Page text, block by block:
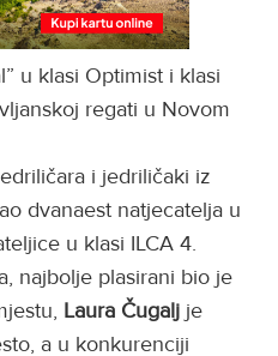
u klasi Optimist i klasi
regati u Novom
i jedriličaki iz
dvanaest natjecatelja u
u klasi ILCA 4.
najbolje plasirani bio je
Laura Čugalj je
a u konkurenciji